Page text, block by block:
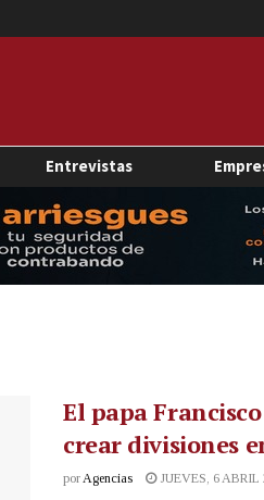
Entrevistas
El papa
crear divisiones
porAgencias JUEVES, 6 ABRIL